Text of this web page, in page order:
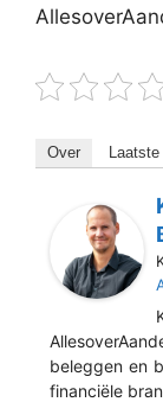
Over
beleggen en
financiële